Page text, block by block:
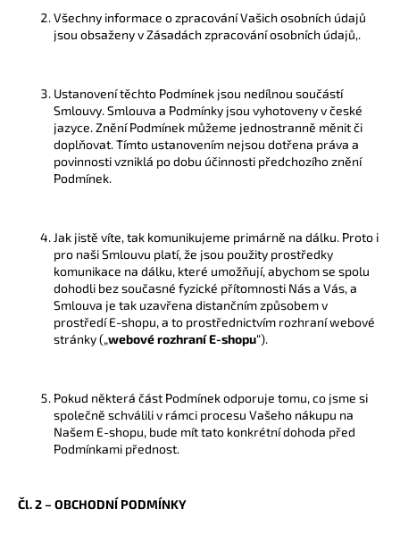
Všechny informace o zpracování Vašich osobních údajů
jsou obsaženy v Zásadách zpracování osobních údajů,.
Ustanovení těchto Podmínek jsou nedílnou součástí
Smlouvy. Smlouva a Podmínky jsou vyhotoveny v české
jazyce. Znění Podmínek můžeme jednostranně měnit či
doplňovat. Tímto ustanovením nejsou dotřena práva a
povinnosti vzniklá po dobu účinnosti předchozího znění
Podmínek.
Jak jistě víte, tak komunikujeme primárně na dálku. Proto i
pro naši Smlouvu platí, že jsou použity prostředky
komunikace na dálku, které umožňují, abychom se spolu
dohodli bez současné fyzické přítomnosti Nás a Vás, a
Smlouva je tak uzavřena distančním způsobem v
prostředí E-shopu, a to prostřednictvím rozhraní webové
stránky („webové rozhraní E-shopu“).
Pokud některá část Podmínek odporuje tomu, co jsme si
společně schválili v rámci procesu Vašeho nákupu na
Našem E-shopu, bude mít tato konkrétní dohoda před
Podmínkami přednost.
Čl. 2 – OBCHODNÍ PODMÍNKY
HLEDAT
IRISETTE